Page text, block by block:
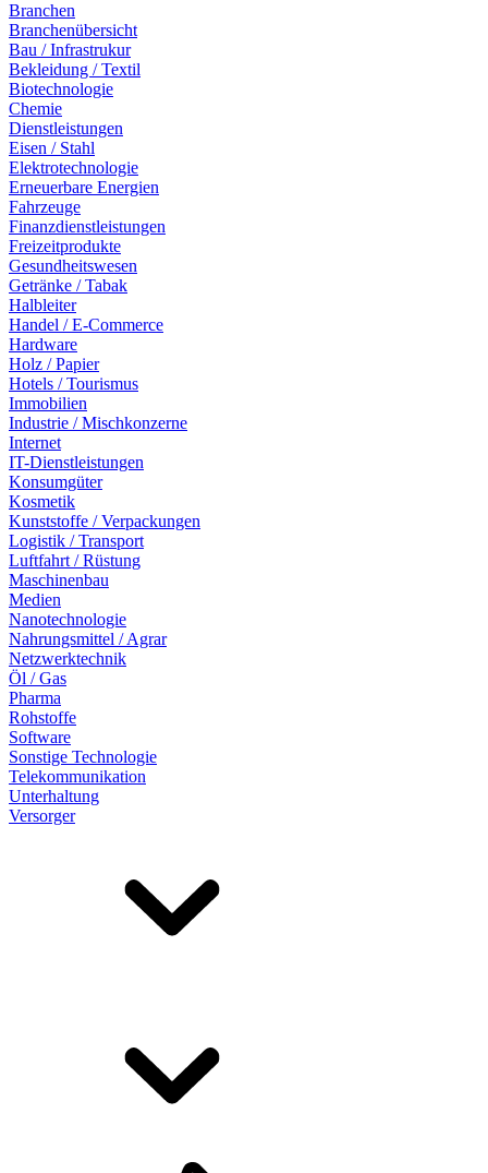
Branchen
Branchenübersicht
Bau / Infrastrukur
Bekleidung / Textil
Biotechnologie
Chemie
Dienstleistungen
Eisen / Stahl
Elektrotechnologie
Erneuerbare Energien
Fahrzeuge
Finanzdienstleistungen
Freizeitprodukte
Gesundheitswesen
Getränke / Tabak
Halbleiter
Handel / E-Commerce
Hardware
Holz / Papier
Hotels / Tourismus
Immobilien
Industrie / Mischkonzerne
Internet
IT-Dienstleistungen
Konsumgüter
Kosmetik
Kunststoffe / Verpackungen
Logistik / Transport
Luftfahrt / Rüstung
Maschinenbau
Medien
Nanotechnologie
Nahrungsmittel / Agrar
Netzwerktechnik
Öl / Gas
Pharma
Rohstoffe
Software
Sonstige Technologie
Telekommunikation
Unterhaltung
Versorger